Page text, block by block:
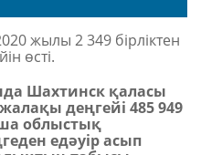
жылы 2 349 бірліктен
өсті.
Шахтинск қаласы
деңгейі 485 949
облыстық
едәуір асып